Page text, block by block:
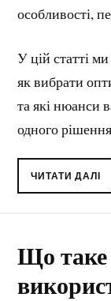
особливості,
У цій статті
як вибрати
та які нюанси
одного
ЧИТАТИ ДАЛІ
Що таке